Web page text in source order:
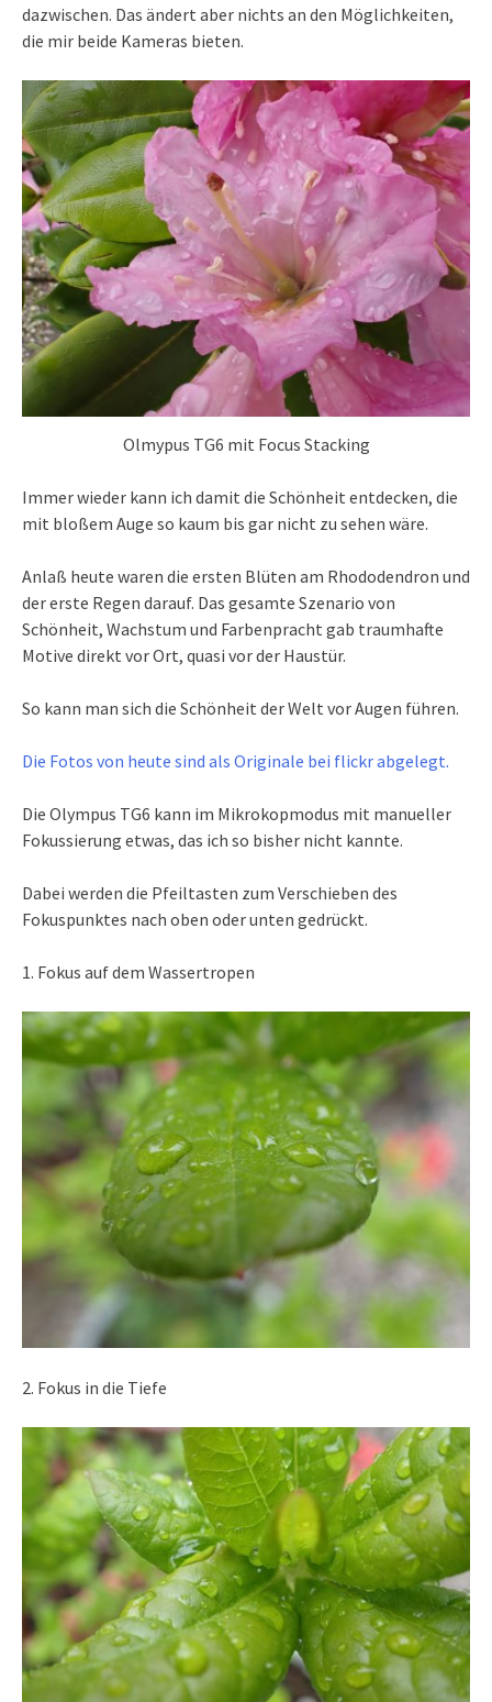
dazwischen. Das ändert aber nichts an den Möglichkeiten,
die mir beide Kameras bieten.
Olmypus TG6 mit Focus Stacking
Immer wieder kann ich damit die Schönheit entdecken, die
mit bloßem Auge so kaum bis gar nicht zu sehen wäre.
Anlaß heute waren die ersten Blüten am Rhododendron und
der erste Regen darauf. Das gesamte Szenario von
Schönheit, Wachstum und Farbenpracht gab traumhafte
Motive direkt vor Ort, quasi vor der Haustür.
So kann man sich die Schönheit der Welt vor Augen führen.
Die Fotos von heute sind als Originale bei flickr abgelegt.
Die Olympus TG6 kann im Mikrokopmodus mit manueller
Fokussierung etwas, das ich so bisher nicht kannte.
Dabei werden die Pfeiltasten zum Verschieben des
Fokuspunktes nach oben oder unten gedrückt.
1. Fokus auf dem Wassertropen
2. Fokus in die Tiefe